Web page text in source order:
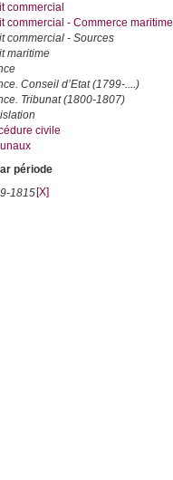
commercial
commercial - Commerce maritime
commercial - Sources
maritime
Conseil d’Etat (1799-....)
Tribunat (1800-1807)
civile
période
1815[X]